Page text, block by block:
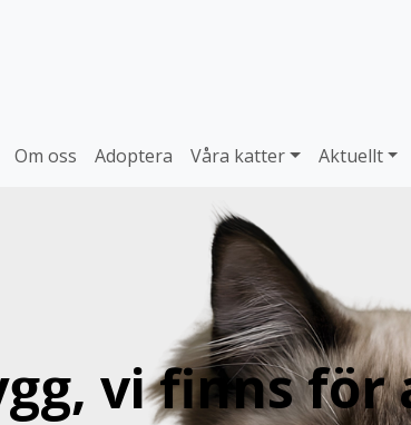
Om oss Adoptera Våra katter Aktuellt
vi finns